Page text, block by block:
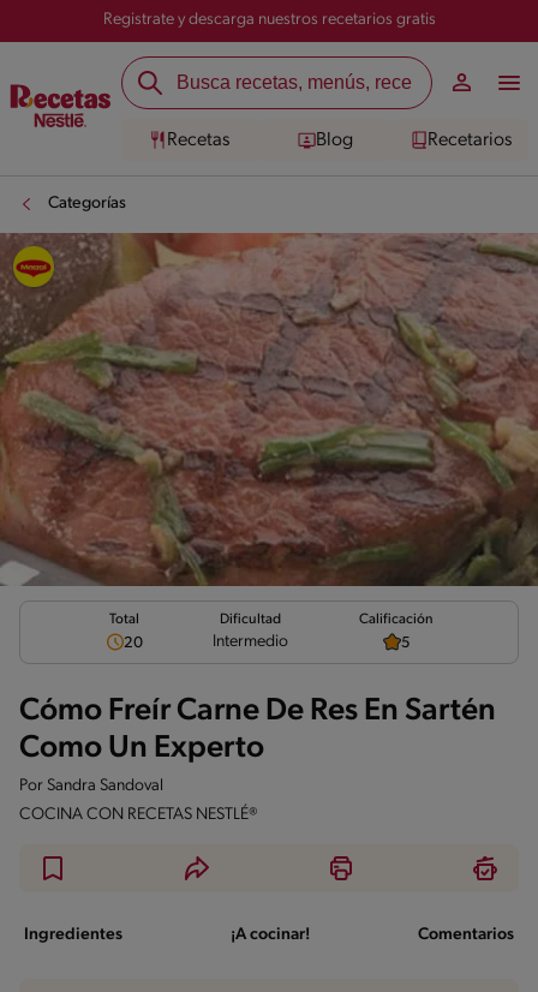
Registrate y descarga nuestros recetarios gratis
Recetas Blog Recetarios
Categorías
Total
20
Dificultad
Intermedio
Calificación
5
Cómo Freír Carne De Res En Sartén
Como Un Experto
Por Sandra Sandoval
COCINA CON RECETAS NESTLÉ®
Ingredientes ¡A cocinar! Comentarios